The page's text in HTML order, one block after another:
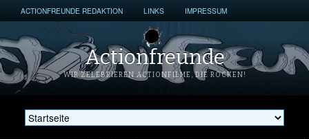
ACTIONFREUNDE REDAKTION LINKS IMPRESSUM
Actionfreunde
WIR ZELEBRIEREN ACTIONFILME, DIE ROCKEN!